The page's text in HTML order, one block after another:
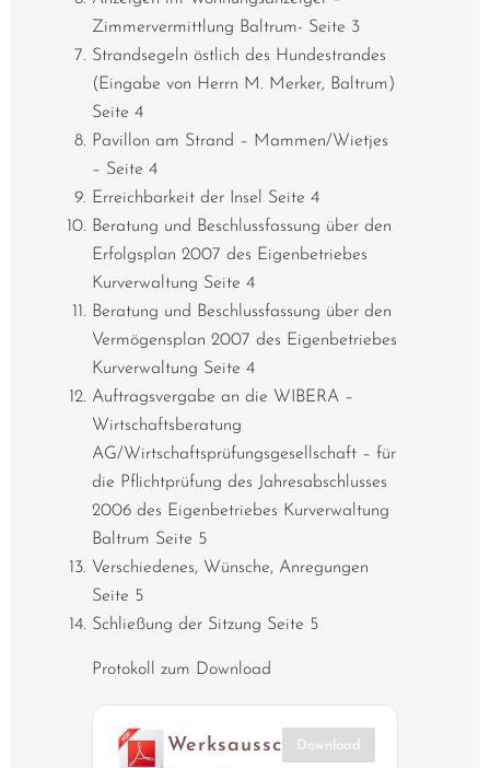
Zimmervermittlung Baltrum- Seite 3
Strandsegeln östlich des Hundestrandes
(Eingabe von Herrn M. Merker, Baltrum)
Seite 4
Pavillon am Strand – Mammen/Wietjes
– Seite 4
Erreichbarkeit der Insel Seite 4
Beratung und Beschlussfassung über den
Erfolgsplan 2007 des Eigenbetriebes
Kurverwaltung Seite 4
Beratung und Beschlussfassung über den
Vermögensplan 2007 des Eigenbetriebes
Kurverwaltung Seite 4
Auftragsvergabe an die WIBERA –
Wirtschaftsberatung
AG/Wirtschaftsprüfungsgesellschaft – für
die Pflichtprüfung des Jahresabschlusses
2006 des Eigenbetriebes Kurverwaltung
Baltrum Seite 5
Verschiedenes, Wünsche, Anregungen
Seite 5
Schließung der Sitzung Seite 5
Protokoll zum Download
Werksaussc
Download